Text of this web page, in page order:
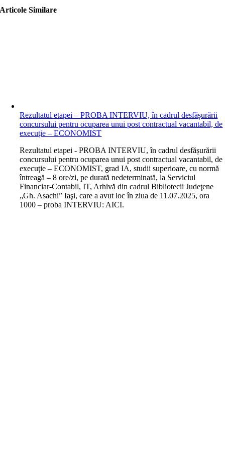
Articole Similare
Rezultatul etapei – PROBA INTERVIU, în cadrul desfășurării
concursului pentru ocuparea unui post contractual vacantabil, de
execuţie – ECONOMIST
Rezultatul etapei - PROBA INTERVIU, în cadrul desfășurării
concursului pentru ocuparea unui post contractual vacantabil, de
execuţie – ECONOMIST, grad IA, studii superioare, cu normă
întreagă – 8 ore/zi, pe durată nedeterminată, la Serviciul
Financiar-Contabil, IT, Arhivă din cadrul Bibliotecii Judeţene
„Gh. Asachi” Iaşi, care a avut loc în ziua de 11.07.2025, ora
1000 – proba INTERVIU: AICI.